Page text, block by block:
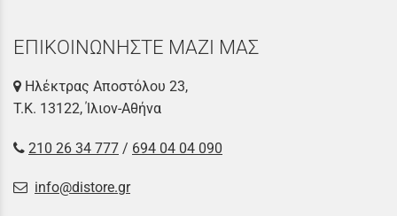
ΕΠΙΚΟΙΝΩΝΗΣΤΕ ΜΑΖΙ ΜΑΣ
Ηλέκτρας Αποστόλου 23,
Τ.Κ. 13122, Ίλιον-Αθήνα
210 26 34 777 / 694 04 04 090
info@distore.gr